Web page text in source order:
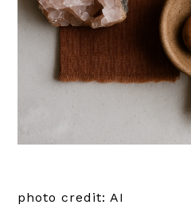
photo credit: AI